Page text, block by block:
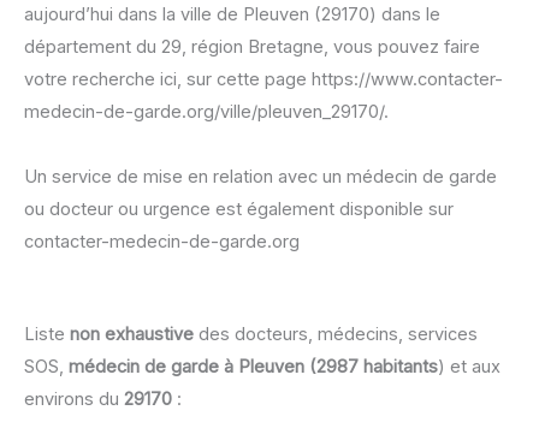
aujourd’hui dans la ville de Pleuven (29170) dans le
département du 29, région Bretagne, vous pouvez faire
votre recherche ici, sur cette page https://www.contacter-
medecin-de-garde.org/ville/pleuven_29170/.
Un service de mise en relation avec un médecin de garde
ou docteur ou urgence est également disponible sur
contacter-medecin-de-garde.org
Liste non exhaustive des docteurs, médecins, services
SOS, médecin de garde à Pleuven (2987 habitants) et aux
environs du 29170 :